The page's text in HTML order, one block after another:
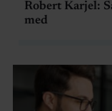
Robert Karjel:
med